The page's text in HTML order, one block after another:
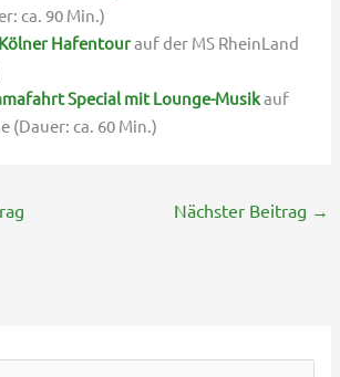
ca. 90 Min.)
Hafentourauf der MS RheinLand
Special mit Lounge-Musikauf
(Dauer: ca. 60 Min.)
Nächster Beitrag →